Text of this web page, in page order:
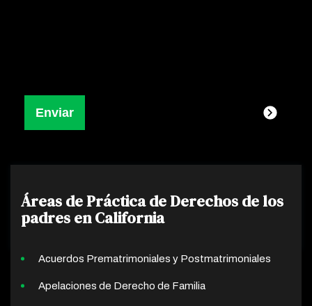
Áreas de Práctica de Derechos de los
padres en California
Acuerdos Prematrimoniales y Postmatrimoniales
Apelaciones de Derecho de Familia